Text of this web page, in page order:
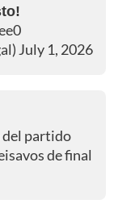
July 1, 2026
del partido
de final